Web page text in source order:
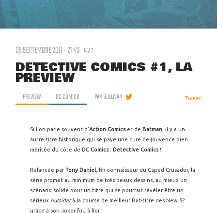
05 SEPTEMBRE 2011 - 21:49 7
DETECTIVE COMICS #1, LA
PREVIEW
PREVIEW DC COMICS PARSULLIVAN Tweet
Si l'on parle souvent d'Action Comics et de Batman , il y a un
autre titre historique qui se paye une cure de jouvence bien
méritée du côté de DC Comics: Detective Comics!
Relancée parTony Daniel , fin connaisseur du Caped Crusader, la
série promet au minimum de très beaux dessins, au mieux un
scénario solide pour un titre qui se pourrait révéler être un
sérieux outsiderà la course de meilleur Bat-titre des New 52
grâce à son Joker fou à lier !